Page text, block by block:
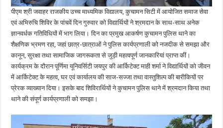
पीएम श्री जवाहर राजकीय उच्च माध्यमिक विद्यालय, कुचामन सिटी में आयोजित समाज सेवा
एवं अभिरुचि शिविर के पांचवें दिन गुरुवार को विद्यार्थियों ने श्रमदान के साथ-साथ अनेक
ज्ञानवर्धक गतिविधियों में भाग लिया। दिन का प्रमुख आकर्षण कुचामन पुलिस थाने का
शैक्षणिक भ्रमण रहा, जहां छात्र-छात्राओं ने पुलिस कार्यप्रणाली को नजदीक से समझा और
कानून, सुरक्षा तथा सामाजिक जागरूकता से जुड़ी महत्वपूर्ण जानकारियां प्राप्त कीं।
कार्यक्रम के दौरान पूर्णिमा यूनिवर्सिटी जयपुर की आर्किटेक्ट माही शर्मा ने विद्यार्थियों को जीवन
में आर्किटेक्ट के महत्व, घर एवं कार्यालय की साज-सज्जा तथा वास्तुशिल्प की बारीकियों पर
प्रेरक व्याख्यान दिया। इसके बाद शिविरार्थियों ने कुचामन पुलिस थाने में श्रमदान किया तथा
थाने की संपूर्ण कार्यप्रणाली को समझा।